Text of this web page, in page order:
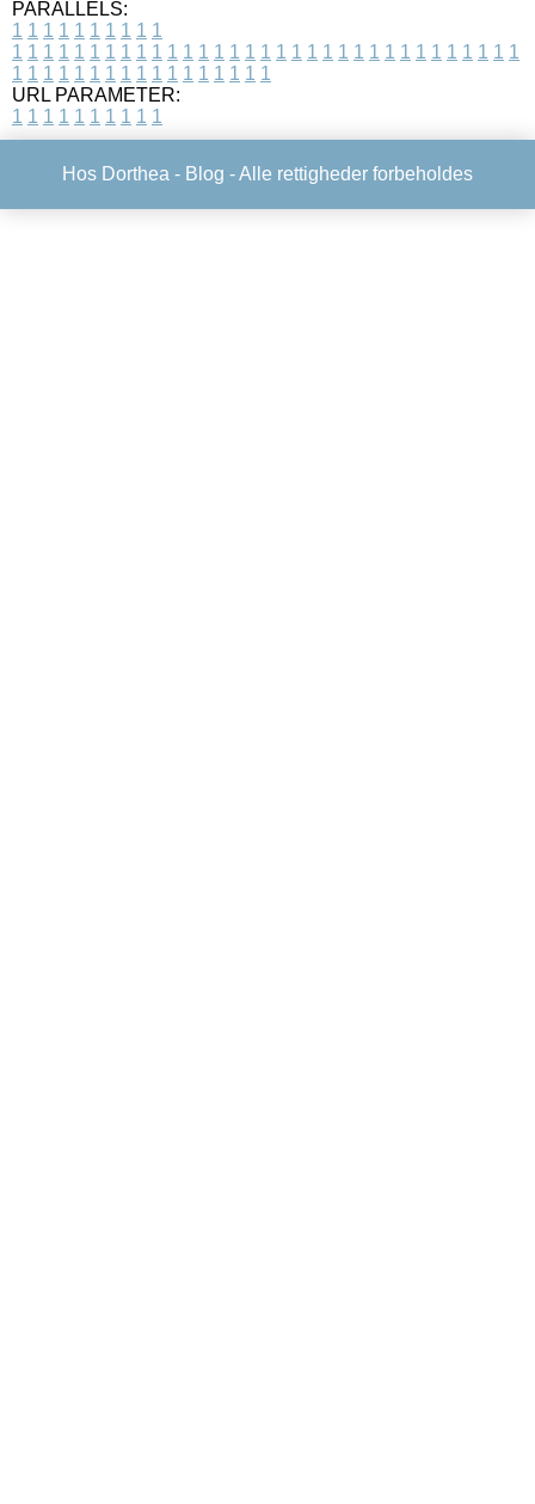
PARALLELS:
1 1 1 1 1 1 1 1 1 1
1 1 1 1 1 1 1 1 1 1 1 1 1 1 1 1 1 1 1 1 1 1 1 1 1 1 1 1 1 1 1 1 1
1 1 1 1 1 1 1 1 1 1 1 1 1 1 1 1 1
URL PARAMETER:
1 1 1 1 1 1 1 1 1 1
Hos Dorthea - Blog - Alle rettigheder forbeholdes